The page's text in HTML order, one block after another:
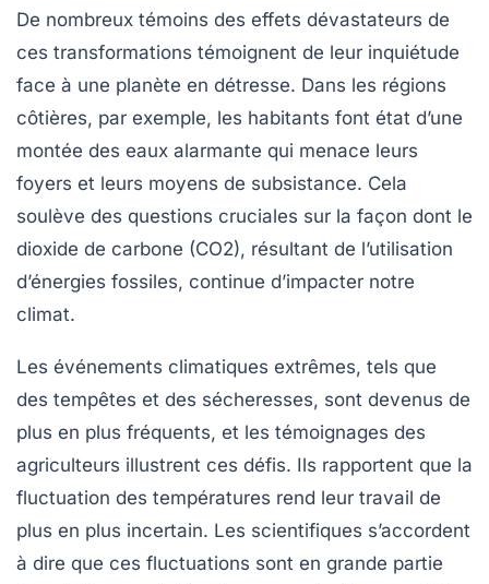
De nombreux témoins des effets dévastateurs de
ces transformations témoignent de leur inquiétude
face à une planète en détresse. Dans les régions
côtières, par exemple, les habitants font état d’une
montée des eaux alarmante qui menace leurs
foyers et leurs moyens de subsistance. Cela
soulève des questions cruciales sur la façon dont le
dioxide de carbone (CO2), résultant de l’utilisation
d’énergies fossiles, continue d’impacter notre
climat.
Les événements climatiques extrêmes, tels que
des tempêtes et des sécheresses, sont devenus de
plus en plus fréquents, et les témoignages des
agriculteurs illustrent ces défis. Ils rapportent que la
fluctuation des températures rend leur travail de
plus en plus incertain. Les scientifiques s’accordent
à dire que ces fluctuations sont en grande partie